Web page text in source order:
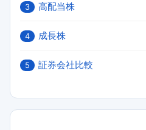
3 高配当株
4 成長株
5 証券会社比較